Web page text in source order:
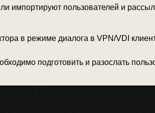
подготовить и разослать
в режиме диалога в VPN/VDI
импортируют пользователей и